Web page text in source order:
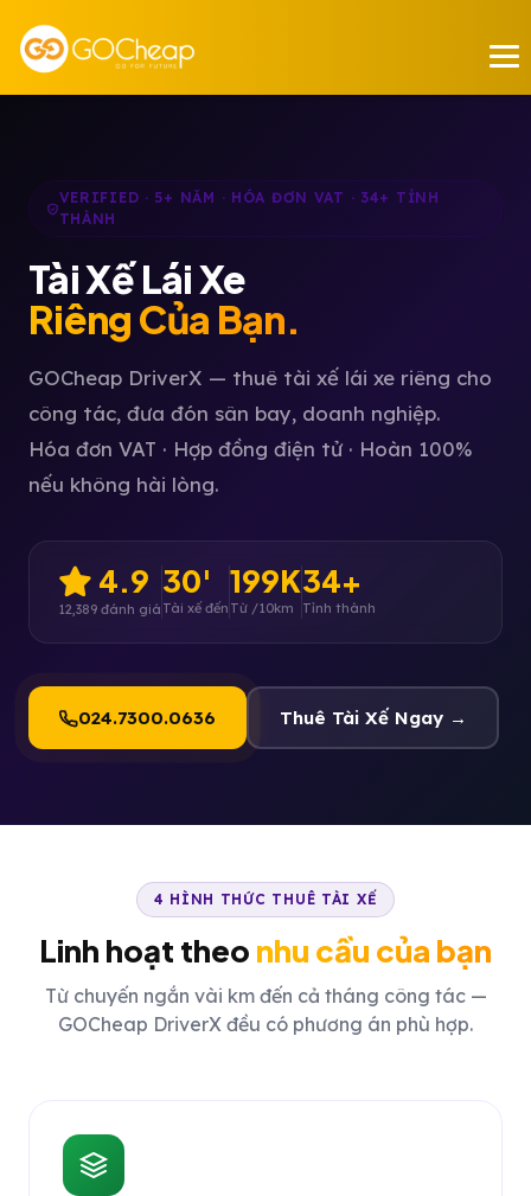
VERIFIED · 5+ NĂM · HÓA ĐƠN VAT · 34+ TỈNH
THÀNH
Tài Xế Lái Xe
Riêng Của Bạn.
GOCheap DriverX — thuê tài xế lái xe riêng cho
công tác, đưa đón sân bay, doanh nghiệp.
Hóa đơn VAT · Hợp đồng điện tử · Hoàn 100%
nếu không hài lòng.
4.9
12,389 đánh giá
30'
Tài xế đến
199K
Từ /10km
34+
Tỉnh thành
024.7300.0636 Thuê Tài Xế Ngay →
4 HÌNH THỨC THUÊ TÀI XẾ
Linh hoạt theo nhu cầu của bạn
Từ chuyến ngắn vài km đến cả tháng công tác —
GOCheap DriverX đều có phương án phù hợp.